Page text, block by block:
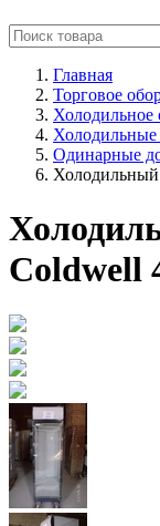
Главная
Торговое
Холодильное
Одинарные
Coldwell